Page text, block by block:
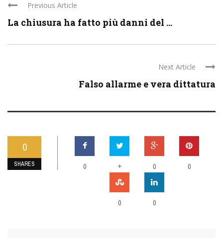
Previous Article
La chiusura ha fatto più danni del ...
Next Article
Falso allarme e vera dittatura
0
SHARES 0 + 0 0
0 0